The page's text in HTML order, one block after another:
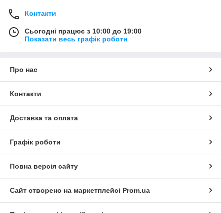
Контакти
Сьогодні працює з 10:00 до 19:00
Показати весь графік роботи
Про нас
Контакти
Доставка та оплата
Графік роботи
Повна версія сайту
Сайт створено на маркетплейсі Prom.ua